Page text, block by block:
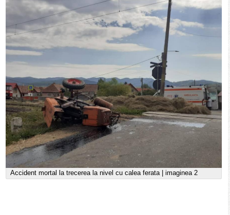
Accident mortal la trecerea la nivel cu calea ferata | imaginea 2